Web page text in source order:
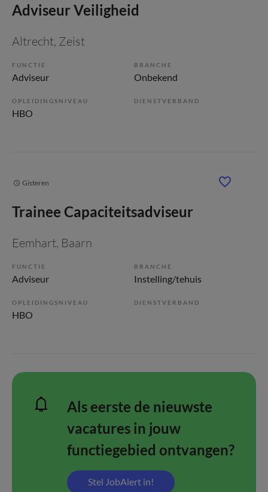
Adviseur Veiligheid
Altrecht, Zeist
FUNCTIE
Adviseur
BRANCHE
Onbekend
OPLEIDINGSNIVEAU
HBO
DIENSTVERBAND
Gisteren
Trainee Capaciteitsadviseur
Eemhart, Baarn
FUNCTIE
Adviseur
BRANCHE
Instelling/tehuis
OPLEIDINGSNIVEAU
HBO
DIENSTVERBAND
Als eerste de nieuwste
vacatures in jouw
functiegebied ontvangen?
Stel JobAlert in!